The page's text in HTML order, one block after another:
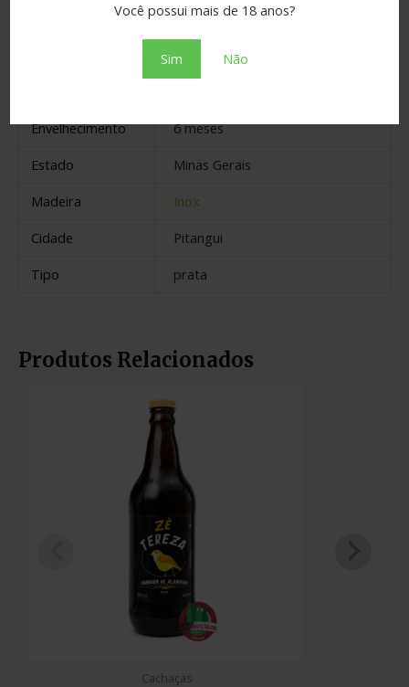
Você possui mais de 18 anos?
Sim Não
Informação adicional
Envelhecimento
6 meses
Estado
Minas Gerais
Madeira
Inox
Cidade
Pitangui
Tipo
prata
Produtos Relacionados
Cachaças